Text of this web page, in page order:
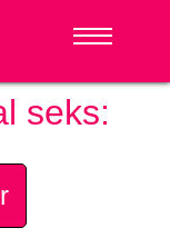
seks: